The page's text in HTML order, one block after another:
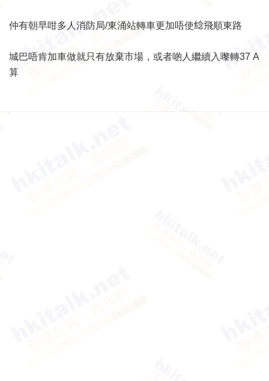
仲有朝早咁多人消防局/東涌站轉車更加唔使𦁤飛順東路
城巴唔肯加車做就只有放棄市場，或者啲人繼續入嚟轉37 A
算